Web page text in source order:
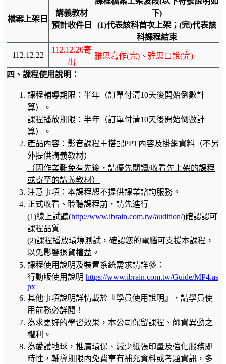
檔案上架日
講義教材
預計收件日
下)
(1)代表該科首次上架；(完)代表該
科課程結束
112.12.22
112.12.20寄
出
雅思寫作(完)、雅思口說(完)
四、 課程使用說明：
課程輔導期限：半年（訂單付清10天後開始倒數計
算）。
課程播放期限：半年（訂單付清10天後開始倒數計
算）。
產品內容：影音課程＋搭配PPT內容及掛網資料（不另
外提供講義教材）
（因作業難免有先後，請優先閱讀/收看先上架的課程
或寄至的講義教材）
注意事項：本課程恕不提供課業諮詢服務。
正式收看、聆聽課程前，請先進行
(1)線上試聽(http://www.ibrain.com.tw/audition/)確認認可
課程品質
(2)課程播放環境測試，確認您的電腦可支援本課程，
以免影響退貨權益。
課程使用說明及裝置系統需求請詳參：
行動版使用說明 https://www.ibrain.com.tw/Guide/MP4.as
px
其他事項說明詳情載於『學員使用說明』，請學員使
用前務必詳閱！
為求更好的學習效果，本公司保留課程、師資異動之
權利。
為愛護地球，推廣環保、減少紙張印量及強化服務即
時性，輔導期限內免費享有補充資料或考題資訊，多